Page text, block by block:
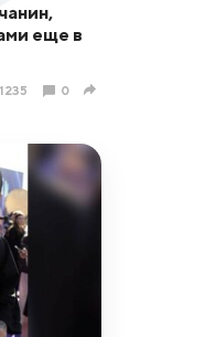
еще в
1235 0